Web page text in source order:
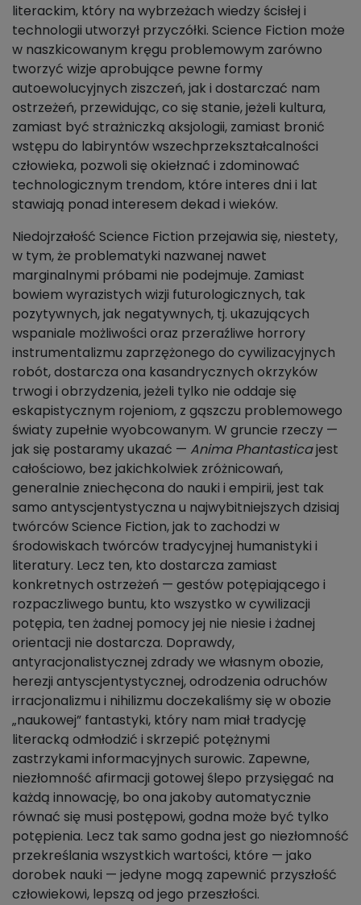
literackim, który na wybrzeżach wiedzy ścisłej i
technologii utworzył przyczółki. Science Fiction może
w naszkicowanym kręgu problemowym zarówno
tworzyć wizje aprobujące pewne formy
autoewolucyjnych ziszczeń, jak i dostarczać nam
ostrzeżeń, przewidując, co się stanie, jeżeli kultura,
zamiast być strażniczką aksjologii, zamiast bronić
wstępu do labiryntów wszechprzekształcalności
człowieka, pozwoli się okiełznać i zdominować
technologicznym trendom, które interes dni i lat
stawiają ponad interesem dekad i wieków.
Niedojrzałość Science Fiction przejawia się, niestety,
w tym, że problematyki nazwanej nawet
marginalnymi próbami nie podejmuje. Zamiast
bowiem wyrazistych wizji futurologicznych, tak
pozytywnych, jak negatywnych, tj. ukazujących
wspaniale możliwości oraz przeraźliwe horrory
instrumentalizmu zaprzężonego do cywilizacyjnych
robót, dostarcza ona kasandrycznych okrzyków
trwogi i obrzydzenia, jeżeli tylko nie oddaje się
eskapistycznym rojeniom, z gąszczu problemowego
światy zupełnie wyobcowanym. W gruncie rzeczy —
jak się postaramy ukazać — Anima Phantasticajest
całościowo, bez jakichkolwiek zróżnicowań,
generalnie zniechęcona do nauki i empirii, jest tak
samo antyscjentystyczna u najwybitniejszych dzisiaj
twórców Science Fiction, jak to zachodzi w
środowiskach twórców tradycyjnej humanistyki i
literatury. Lecz ten, kto dostarcza zamiast
konkretnych ostrzeżeń — gestów potępiającego i
rozpaczliwego buntu, kto wszystko w cywilizacji
potępia, ten żadnej pomocy jej nie niesie i żadnej
orientacji nie dostarcza. Doprawdy,
antyracjonalistycznej zdrady we własnym obozie,
herezji antyscjentystycznej, odrodzenia odruchów
irracjonalizmu i nihilizmu doczekaliśmy się w obozie
„naukowej” fantastyki, który nam miał tradycję
literacką odmłodzić i skrzepić potężnymi
zastrzykami informacyjnych surowic. Zapewne,
niezłomność afirmacji gotowej ślepo przysięgać na
każdą innowację, bo ona jakoby automatycznie
równać się musi postępowi, godna może być tylko
potępienia. Lecz tak samo godna jest go niezłomność
przekreślania wszystkich wartości, które — jako
dorobek nauki — jedyne mogą zapewnić przyszłość
człowiekowi, lepszą od jego przeszłości.